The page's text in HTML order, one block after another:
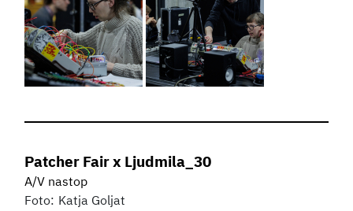
Patcher Fair x Ljudmila_30
A/V nastop
Foto: Katja Goljat